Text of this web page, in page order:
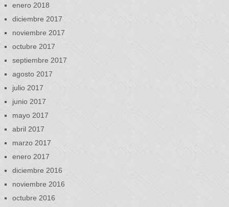
enero 2018
diciembre 2017
noviembre 2017
octubre 2017
septiembre 2017
agosto 2017
julio 2017
junio 2017
mayo 2017
abril 2017
marzo 2017
enero 2017
diciembre 2016
noviembre 2016
octubre 2016